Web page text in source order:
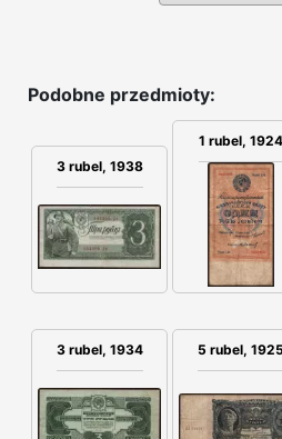
Podobne przedmioty:
3 rubel, 1938
1 rubel, 1924
3 rubel, 1934 5 rubel, 1925